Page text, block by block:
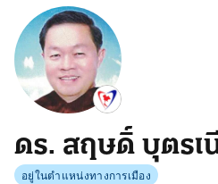
ดร. สฤษดิ์ บุตรเ
อยู่ในตำแหน่งทางการเมือง